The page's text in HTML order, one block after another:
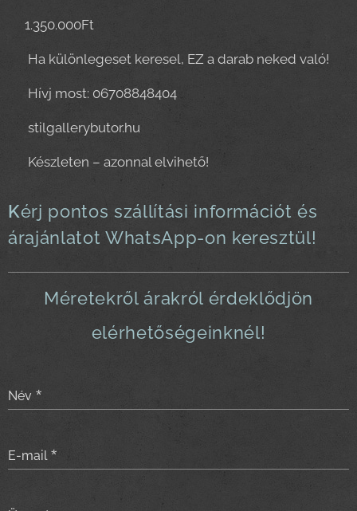
💰1.350.000Ft
💎 Ha különlegeset keresel, EZ a darab neked való!
📞 Hívj most: 06708848404
🌐 stilgallerybutor.hu
👉 Készleten – azonnal elvihető!
Kérj pontos szállítási információt és
árajánlatot WhatsApp-on keresztül!
Méretekről árakról érdeklődjön
elérhetőségeinknél!
Név
E-mail